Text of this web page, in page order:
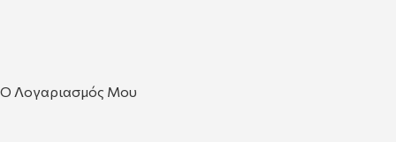
Ο Λογαριασμός Μου